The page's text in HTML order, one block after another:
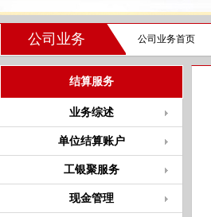
公司业务 公司业务首页
结算服务
业务综述
单位结算账户
工银聚服务
现金管理